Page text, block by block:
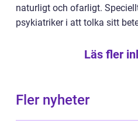
naturligt och ofarligt.
psykiatriker i att tolka sitt
Läs fler
Fler nyheter